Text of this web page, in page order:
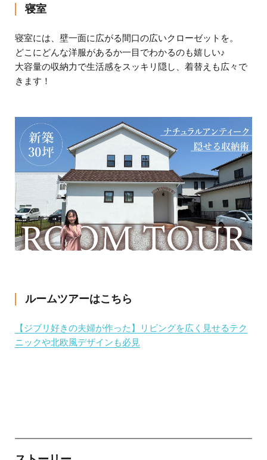
寝室
寝室には、壁一面に広がる間口の広いクローゼットを。
どこにどんな洋服があるか一目でわかるのも嬉しい♪
大容量の収納力で生活感をスッキリ隠し、着替えも広々で
きます！
ルームツアーはこちら
【ジブリ好きの夫婦が作った】リビングを広く見せるテク
ニックや北欧風デザインも必見